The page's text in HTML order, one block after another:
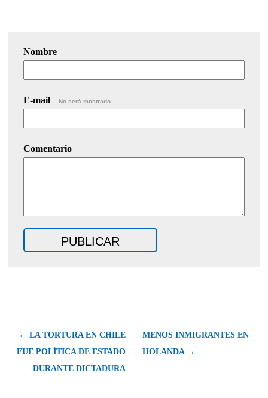
Nombre
E-mail No será mostrado.
Comentario
← LA TORTURA EN CHILE
FUE POLÍTICA DE ESTADO
DURANTE DICTADURA
MENOS INMIGRANTES EN
HOLANDA →